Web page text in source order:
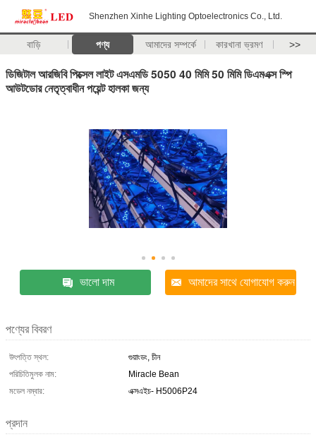
Shenzhen Xinhe Lighting Optoelectronics Co., Ltd.
বাড়ি পণ্য আমাদের সম্পর্কে কারখানা ভ্রমণ >>
ডিজিটাল আরজিবি পিক্সেল লাইট এসএমডি 5050 40 মিমি 50 মিমি ডিএমএক্স স্পি
আউটডোর নেতৃত্বাধীন পয়েন্ট হালকা জন্য
ভালো দাম আমাদের সাথে যোগাযোগ করুন
পণ্যের বিবরণ
উৎপত্তি স্থল:
গুয়াংডং, চীন
পরিচিতিমুলক নাম:
Miracle Bean
মডেল নম্বার:
এক্সএইচ- H5006P24
প্রদান